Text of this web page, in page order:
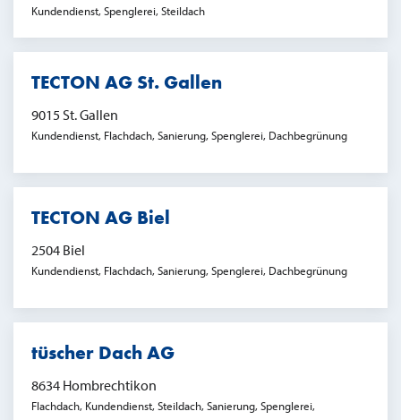
Kundendienst, Spenglerei, Steildach
TECTON AG St. Gallen
9015 St. Gallen
Kundendienst, Flachdach, Sanierung, Spenglerei, Dachbegrünung
TECTON AG Biel
2504 Biel
Kundendienst, Flachdach, Sanierung, Spenglerei, Dachbegrünung
tüscher Dach AG
8634 Hombrechtikon
Flachdach, Kundendienst, Steildach, Sanierung, Spenglerei,